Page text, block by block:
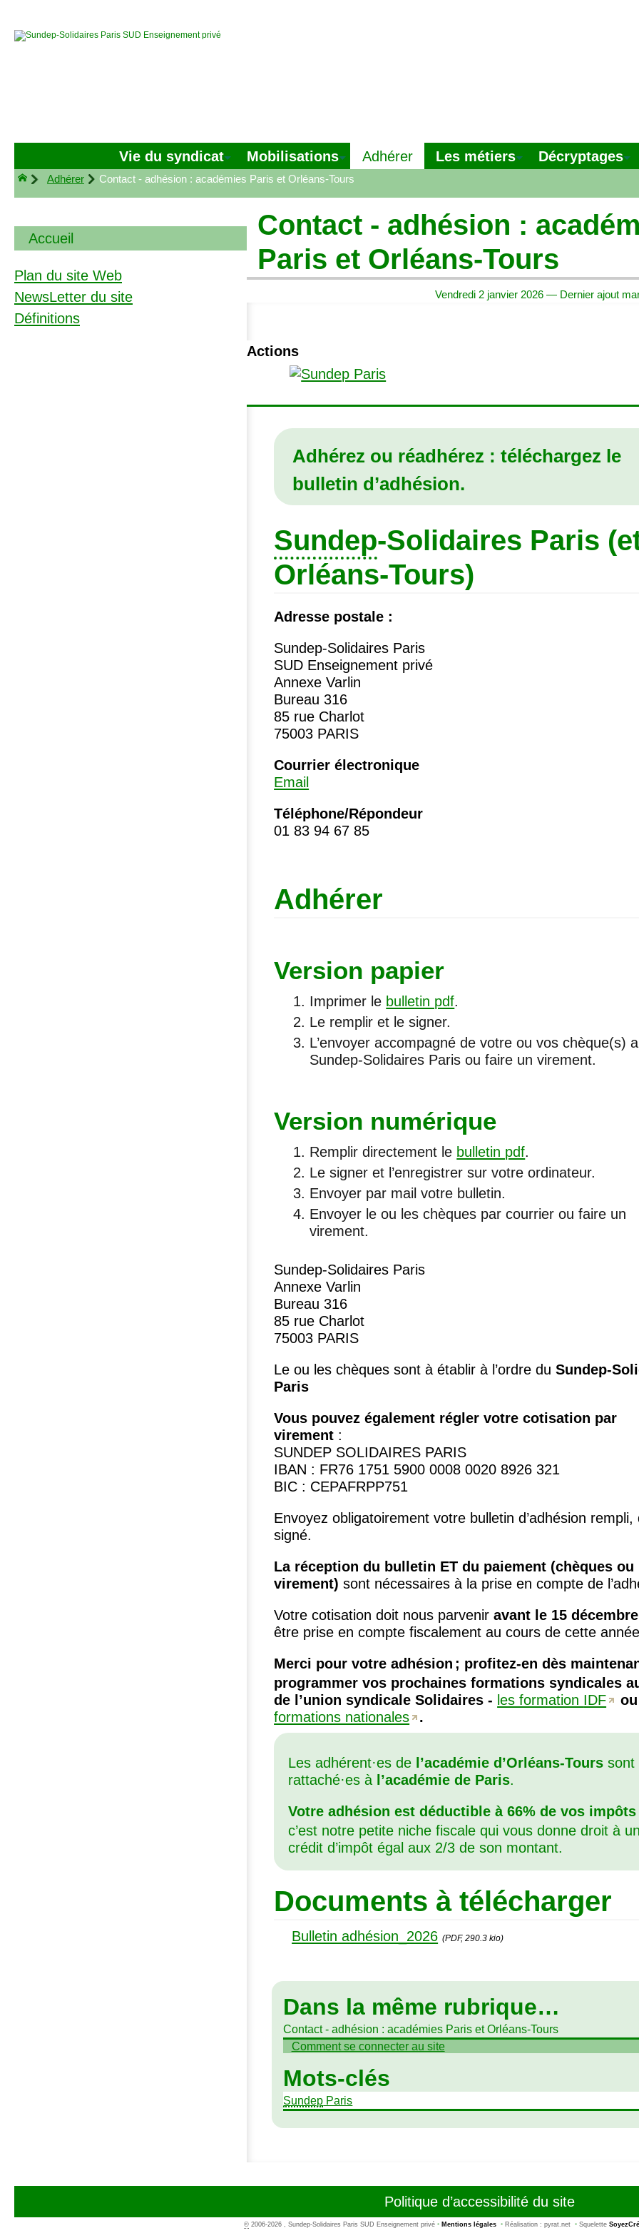
Vie du syndicat Mobilisations Adhérer Les métiers Décryptages
Adhérer Contact - adhésion : académies Paris et Orléans-Tours
Contact - adhésion :
Paris et Orléans-Tours
Vendredi 2 janvier 2026 — Dernier ajout
Actions
Adhérez ou réadhérez : téléchargez le
bulletin d’adhésion.
Sundep-Solidaires Paris
Orléans-Tours)
Adresse postale :
Sundep-Solidaires Paris
SUD Enseignement privé
Annexe Varlin
Bureau 316
85 rue Charlot
75003 PARIS
Courrier électronique
Email
Téléphone/Répondeur
01 83 94 67 85
Adhérer
Version papier
Imprimer le bulletin pdf.
Le remplir et le signer.
L’envoyer accompagné de votre ou vos chèque(s)
Sundep-Solidaires Paris ou faire un virement.
Version numérique
Remplir directement le bulletin pdf.
Le signer et l’enregistrer sur votre ordinateur.
Envoyer par mail votre bulletin.
Envoyer le ou les chèques par courrier ou faire un
virement.
Sundep-Solidaires Paris
Annexe Varlin
Bureau 316
85 rue Charlot
75003 PARIS
Le ou les chèques sont à établir à l’ordre duSundep-
Paris
Vous pouvez également régler votre cotisation par
virement :
SUNDEP SOLIDAIRES PARIS
IBAN : FR76 1751 5900 0008 0020 8926 321
BIC : CEPAFRPP751
Envoyez obligatoirement votre bulletin d’adhésion rempli,
signé.
La réception du bulletin ET du paiement (chèques ou
virement) sont nécessaires à la prise en compte de
Votre cotisation doit nous parveniravant le 15 décembre
être prise en compte fiscalement au cours de cette
Merci pour votre adhésion ; profitez-en dès
programmer vos prochaines formations syndicales
de l’union syndicale Solidaires - les formation IDF ou
formations nationales
.
Les adhérent·es de l’académie d’Orléans-Tours sont
rattaché·es à l’académie de Paris.
Votre adhésion est déductible à 66% de vos impôts
c’est notre petite niche fiscale qui vous donne droit à un
crédit d’impôt égal aux 2/3 de son montant.
Documents à télécharger
Bulletin adhésion_2026 (PDF, 290.3 kio)
Dans la même rubrique…
Contact - adhésion : académies Paris et Orléans-Tours
Comment se connecter au site
Mots-clés
Sundep Paris
Accueil
Plan du site Web
NewsLetter du site
Définitions
Politique d’accessibilité du site
©2006-2026 , Sundep-Solidaires Paris SUD Enseignement privé • Mentions légales • Réalisation : pyrat.net •Squelette